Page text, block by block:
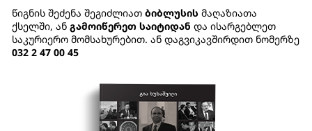
წიგნის შეძენა შეგიძლიათ ბიბლუსის მაღაზიათა
ქსელში, ან გამოიწერეთ საიტიდან და ისარგებლეთ
საკურიერო მომსახურებით. ან დაგვიკავშირდით ნომერზე
032 2 47 00 45